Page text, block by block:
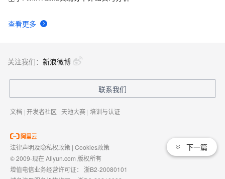
查看更多
下一篇
关注我们： 新浪微博
联系我们
文档 | 开发者社区 | 天池大赛 | 培训与认证
法律声明及隐私权政策 | Cookies政策
© 2009-现在 Aliyun.com 版权所有
增值电信业务经营许可证： 浙B2-20080101